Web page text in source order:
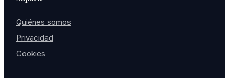
Quiénes somos
Privacidad
Cookies